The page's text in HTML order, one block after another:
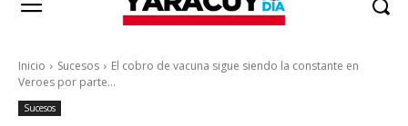
Inicio Sucesos
El cobro de vacuna sigue siendo la constante en
Veroes por parte...
Sucesos